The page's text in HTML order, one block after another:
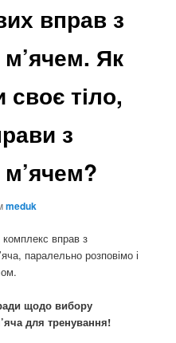
вправ з
Як
своє тіло,
з
meduk
вправ з
паралельно розповімо і
щодо вибору
для тренування!